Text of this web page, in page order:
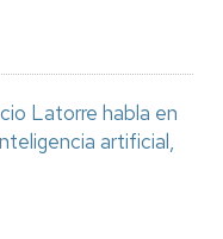
Latorre habla en
artificial,